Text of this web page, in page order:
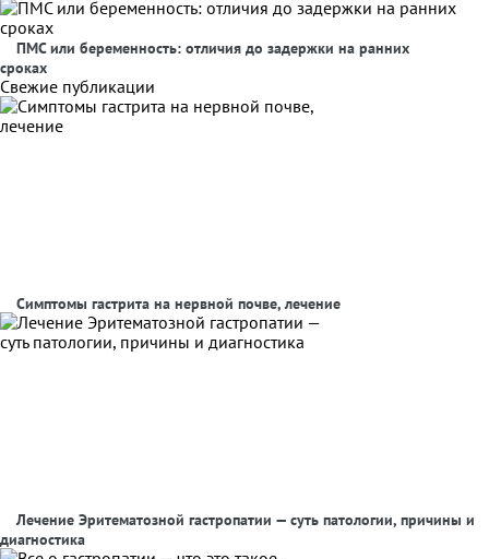
ПМС или беременность: отличия до задержки на ранних
сроках
Свежие публикации
Симптомы гастрита на нервной почве, лечение
Лечение Эритематозной гастропатии — суть патологии, причины и
диагностика